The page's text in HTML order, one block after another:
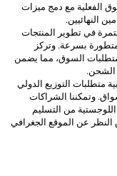
الفعلية مع دمج ميزات
النهائيين.
في تطوير المنتجات
بسرعة. وتركز
السوق، مما يضمن
الشحن.
متطلبات التوزيع الدولي
وتمكننا الشراكات
من التسليم
النظر عن الموقع الجغرافي